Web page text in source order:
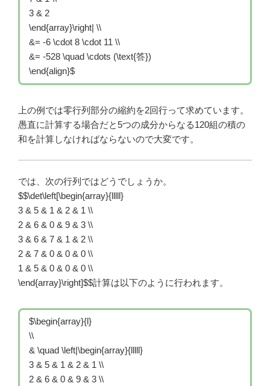
3 & 2
\end{array}\right| \\
&= -6 \cdot 8 \cdot 11 \\
&= -528 \quad \cdots (\text{答})
\end{align}$
上の例では零行列部分の縮約を2回行って求めています。
愚直に計算する場合だと5つの成分からなる120組の積の
和を計算しなければならないので大変です。
では、次の行列ではどうでしょうか。
$$\det\left[\begin{array}{lllll}
3 & 5 & 1 & 2 & 1 \\
2 & 6 & 0 & 9 & 3 \\
3 & 6 & 7 & 1 & 2 \\
2 & 7 & 0 & 0 & 0 \\
1 & 5 & 0 & 0 & 0 \\
\end{array}\right]$$計算は以下のように行われます。
$\begin{array}{l}
\\
& \quad \left|\begin{array}{lllll}
3 & 5 & 1 & 2 & 1 \\
2 & 6 & 0 & 9 & 3 \\